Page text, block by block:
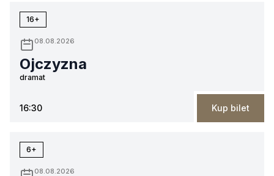
16+
08.08.2026
Ojczyzna
dramat
16:30 Kup bilet
6+
08.08.2026